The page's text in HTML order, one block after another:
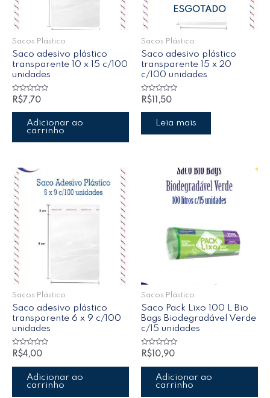
Sacos Plástico
Saco adesivo plástico
transparente 10 x 15 c/100
unidades
Avaliação
0
de
R$7,70
Adicionar ao
carrinho
ESGOTADO
Sacos Plástico
Saco adesivo plástico
transparente 15 x 20
c/100 unidades
Avaliação
0
de
R$ 11,50
Leia mais
Sacos Plástico
Saco adesivo plástico
transparente 6 x 9 c/100
unidades
Avaliação
0
de
R$4,00
Adicionar ao
carrinho
Sacos Plástico
Saco Pack Lixo 100 L Bio
Bags Biodegradável Verde
c/15 unidades
Avaliação
0
de
R$ 10,90
Adicionar ao
carrinho